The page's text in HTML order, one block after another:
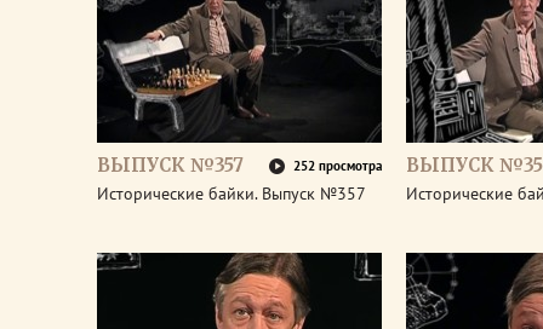
ВЫПУСК №357 252 просмотра
Исторические байки. Выпуск №357
ВЫПУСК
Исторические